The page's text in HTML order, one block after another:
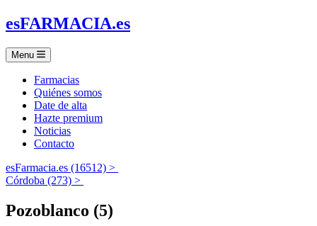
esFARMACIA.es
Menu
Farmacias
Quiénes somos
Date de alta
Hazte premium
Noticias
Contacto
esFarmacia.es (16512) >
Córdoba (273) >
Pozoblanco (5)